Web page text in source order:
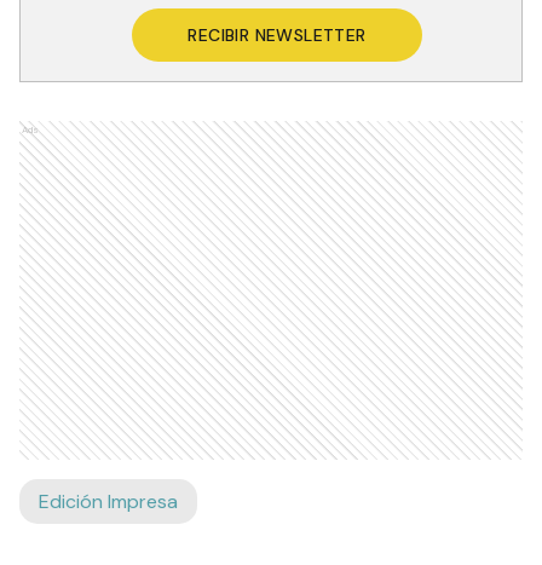
RECIBIR NEWSLETTER
Ads
Edición Impresa